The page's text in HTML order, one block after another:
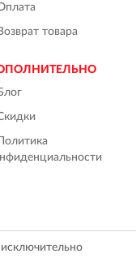
товара
Политика